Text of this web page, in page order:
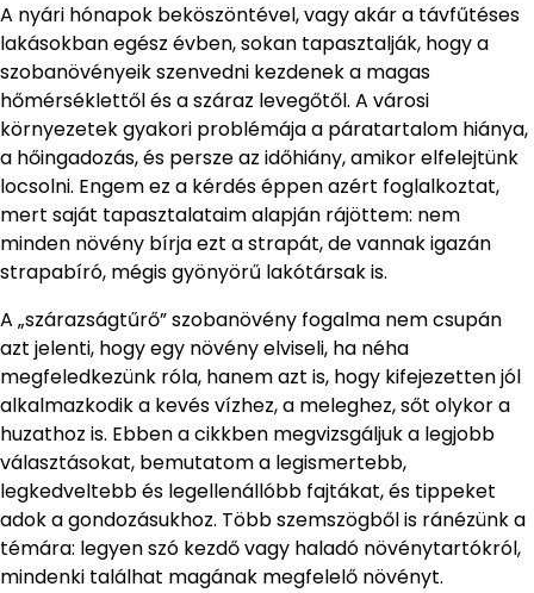
A nyári hónapok beköszöntével, vagy akár a távfűtéses
lakásokban egész évben, sokan tapasztalják, hogy a
szobanövényeik szenvedni kezdenek a magas
hőmérséklettől és a száraz levegőtől. A városi
környezetek gyakori problémája a páratartalom hiánya,
a hőingadozás, és persze az időhiány, amikor elfelejtünk
locsolni. Engem ez a kérdés éppen azért foglalkoztat,
mert saját tapasztalataim alapján rájöttem: nem
minden növény bírja ezt a strapát, de vannak igazán
strapabíró, mégis gyönyörű lakótársak is.
A „szárazságtűrő” szobanövény fogalma nem csupán
azt jelenti, hogy egy növény elviseli, ha néha
megfeledkezünk róla, hanem azt is, hogy kifejezetten jól
alkalmazkodik a kevés vízhez, a meleghez, sőt olykor a
huzathoz is. Ebben a cikkben megvizsgáljuk a legjobb
választásokat, bemutatom a legismertebb,
legkedveltebb és legellenállóbb fajtákat, és tippeket
adok a gondozásukhoz. Több szemszögből is ránézünk a
témára: legyen szó kezdő vagy haladó növénytartókról,
mindenki találhat magának megfelelő növényt.